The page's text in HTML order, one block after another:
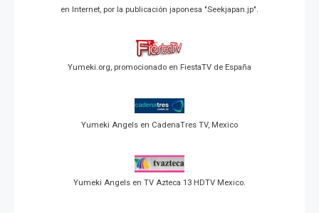
en Internet, por la publicación japonesa "Seekjapan.jp".
Yumeki.org, promocionado en FiestaTV de España
Yumeki Angels en CadenaTres TV, Mexico
Yumeki Angels en TV Azteca 13 HDTV Mexico.